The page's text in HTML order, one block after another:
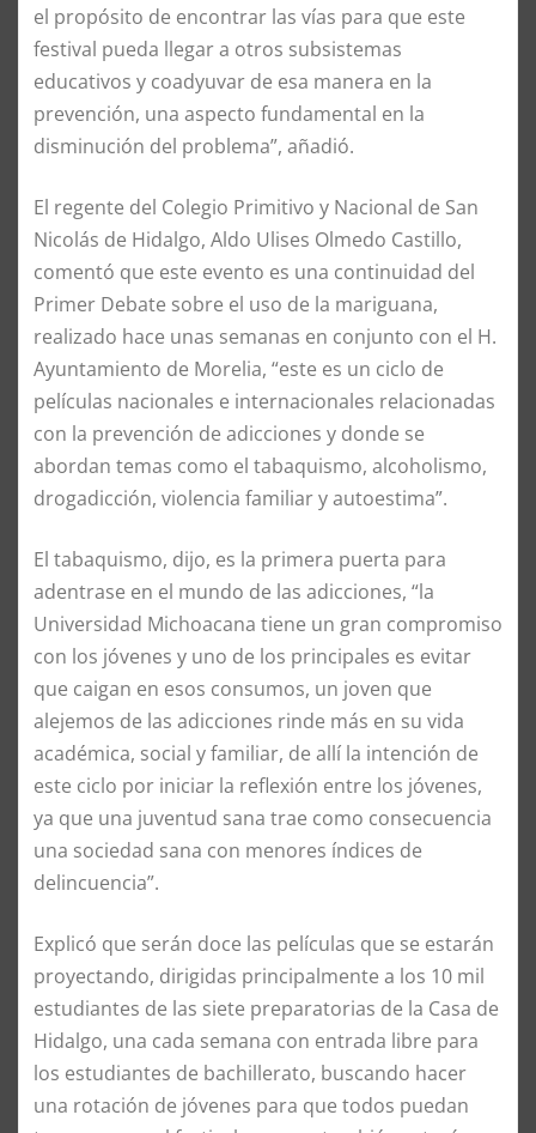
el propósito de encontrar las vías para que este
festival pueda llegar a otros subsistemas
educativos y coadyuvar de esa manera en la
prevención, una aspecto fundamental en la
disminución del problema”, añadió.
El regente del Colegio Primitivo y Nacional de San
Nicolás de Hidalgo, Aldo Ulises Olmedo Castillo,
comentó que este evento es una continuidad del
Primer Debate sobre el uso de la mariguana,
realizado hace unas semanas en conjunto con el H.
Ayuntamiento de Morelia, “este es un ciclo de
películas nacionales e internacionales relacionadas
con la prevención de adicciones y donde se
abordan temas como el tabaquismo, alcoholismo,
drogadicción, violencia familiar y autoestima”.
El tabaquismo, dijo, es la primera puerta para
adentrase en el mundo de las adicciones, “la
Universidad Michoacana tiene un gran compromiso
con los jóvenes y uno de los principales es evitar
que caigan en esos consumos, un joven que
alejemos de las adicciones rinde más en su vida
académica, social y familiar, de allí la intención de
este ciclo por iniciar la reflexión entre los jóvenes,
ya que una juventud sana trae como consecuencia
una sociedad sana con menores índices de
delincuencia”.
Explicó que serán doce las películas que se estarán
proyectando, dirigidas principalmente a los 10 mil
estudiantes de las siete preparatorias de la Casa de
Hidalgo, una cada semana con entrada libre para
los estudiantes de bachillerato, buscando hacer
una rotación de jóvenes para que todos puedan